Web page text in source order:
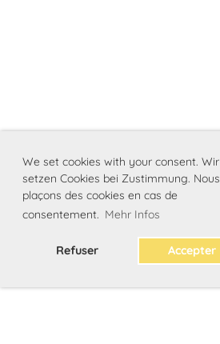
We set cookies with your consent. Wir
setzen Cookies bei Zustimmung. Nous
plaçons des cookies en cas de
consentement. Mehr Infos
Refuser Accepter